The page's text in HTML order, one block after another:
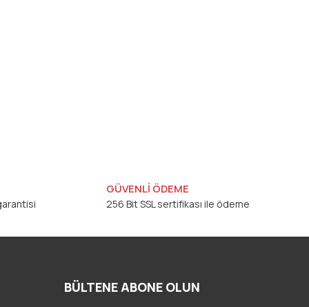
GÜVENLİ ÖDEME
256 Bit SSL sertifikası ile ödeme
BÜLTENE ABONE OLUN